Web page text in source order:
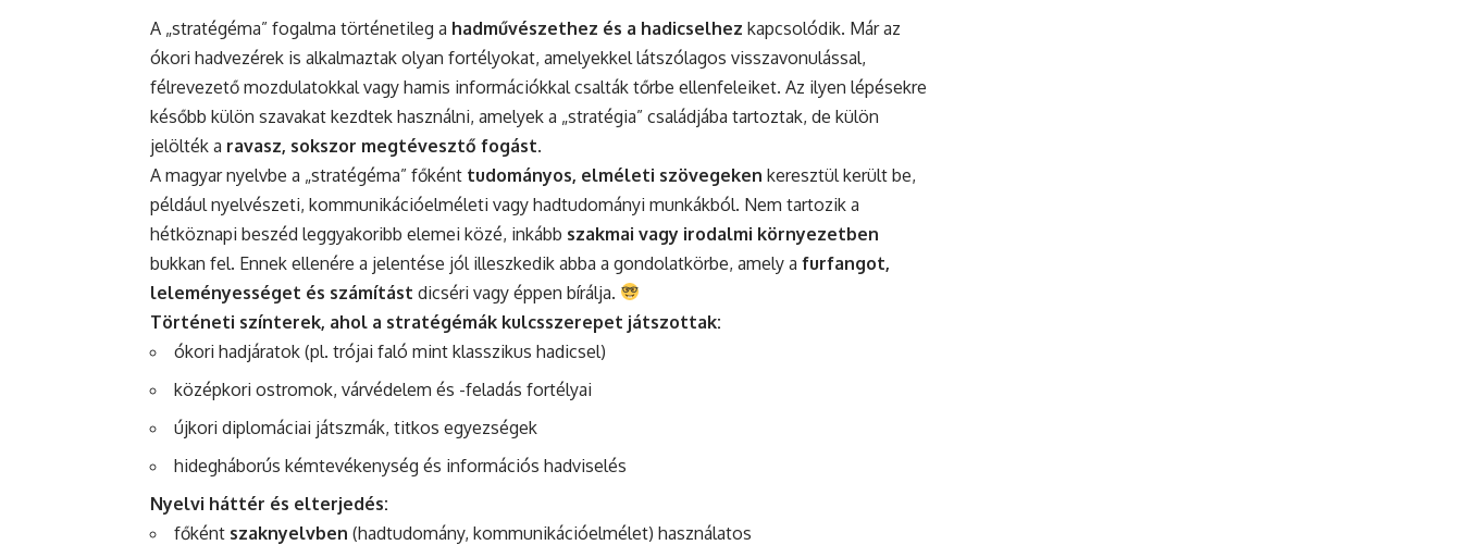
A „stratégéma” fogalma történetileg a hadművészethez és a hadicselhez kapcsolódik. Már az
ókori hadvezérek is alkalmaztak olyan fortélyokat, amelyekkel látszólagos visszavonulással,
félrevezető mozdulatokkal vagy hamis információkkal csalták tőrbe ellenfeleiket. Az ilyen lépésekre
később külön szavakat kezdtek használni, amelyek a „stratégia” családjába tartoztak, de külön
jelölték a ravasz, sokszor megtévesztő fogást.
A magyar nyelvbe a „stratégéma” főként tudományos, elméleti szövegeken keresztül került be,
például nyelvészeti, kommunikációelméleti vagy hadtudományi munkákból. Nem tartozik a
hétköznapi beszéd leggyakoribb elemei közé, inkább szakmai vagy irodalmi környezetben
bukkan fel. Ennek ellenére a jelentése jól illeszkedik abba a gondolatkörbe, amely a furfangot,
leleményességet és számítást dicséri vagy éppen bírálja.
Történeti színterek, ahol a stratégémák kulcsszerepet játszottak:
ókori hadjáratok (pl. trójai faló mint klasszikus hadicsel)
középkori ostromok, várvédelem és -feladás fortélyai
újkori diplomáciai játszmák, titkos egyezségek
hidegháborús kémtevékenység és információs hadviselés
Nyelvi háttér és elterjedés:
főként szaknyelvben (hadtudomány, kommunikációelmélet) használatos